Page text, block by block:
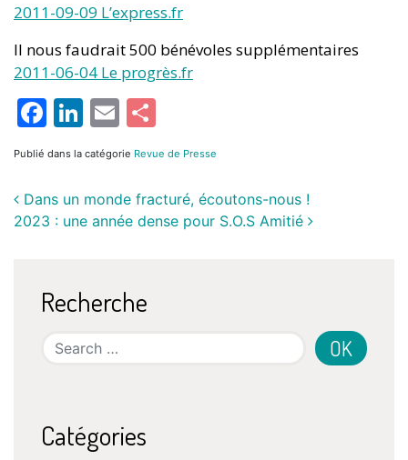
2011-09-09 L’express.fr
Il nous faudrait 500 bénévoles supplémentaires
2011-06-04 Le progrès.fr
Facebook
LinkedIn
Email
Publié dans la catégorie Revue de Presse
Dans un monde fracturé, écoutons-nous !
2023 : une année dense pour S.O.S Amitié
Recherche
Search
Catégories